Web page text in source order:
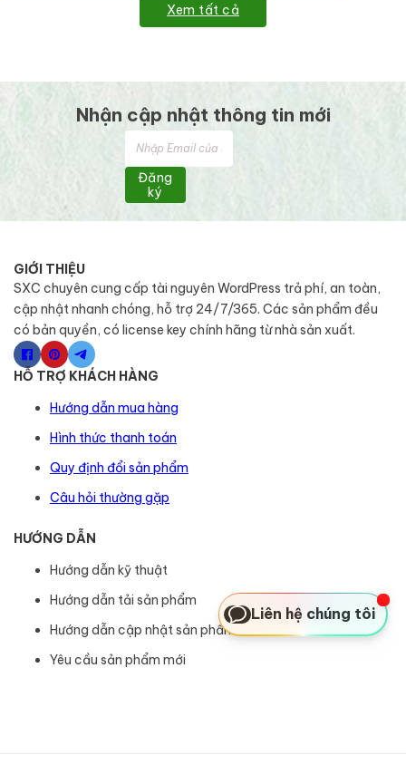
Xem tất cả
Nhận cập nhật thông tin mới
Đăng
ký
GIỚI THIỆU
SXC chuyên cung cấp tài nguyên WordPress trả phí, an toàn,
cập nhật nhanh chóng, hỗ trợ 24/7/365. Các sản phẩm đều
có bản quyền, có license key chính hãng từ nhà sản xuất.
HỖ TRỢ KHÁCH HÀNG
Hướng dẫn mua hàng
Hình thức thanh toán
Quy định đổi sản phẩm
Câu hỏi thường gặp
HƯỚNG DẪN
Hướng dẫn kỹ thuật
Hướng dẫn tải sản phẩm
Hướng dẫn cập nhật sản phẩm
Yêu cầu sản phẩm mới
Liên hệ chúng tôi